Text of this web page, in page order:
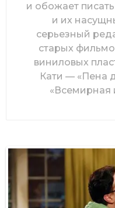
и обожает
и их
серьезный
старых
виниловых
Кати — «Пена
«Всемирная